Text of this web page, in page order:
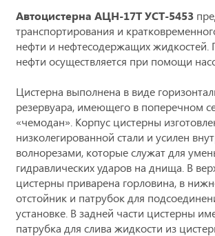
Автоцистерна АЦН-17Т УСТ-5453
транспортирования и
нефти и нефтесодержащих жидкостей.
нефти осуществляется при помощи
Цистерна выполнена в виде
резервуара, имеющего в поперечном
«чемодан». Корпус цистерны
низколегированной стали и усилен
волнорезами, которые служат для
гидравлических ударов на днища. В
цистерны приварена горловина, в
отстойник и патрубок для
установке. В задней части цистерны
патрубка для слива жидкости из